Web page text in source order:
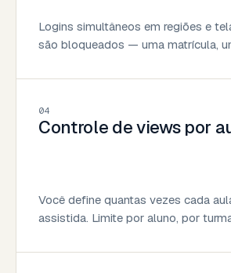
Logins simultâneos em regiões e
são bloqueados — uma matrícula,
04
Controle de views por
Você define quantas vezes cada
assistida. Limite por aluno, por